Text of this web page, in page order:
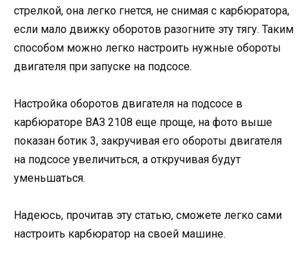
стрелкой, она легко гнется, не снимая с карбюратора,
если мало движку оборотов разогните эту тягу. Таким
способом можно легко настроить нужные обороты
двигателя при запуске на подсосе.
Настройка оборотов двигателя на подсосе в
карбюраторе ВАЗ 2108 еще проще, на фото выше
показан ботик 3, закручивая его обороты двигателя
на подсосе увеличиться, а откручивая будут
уменьшаться.
Надеюсь, прочитав эту статью, сможете легко сами
настроить карбюратор на своей машине.